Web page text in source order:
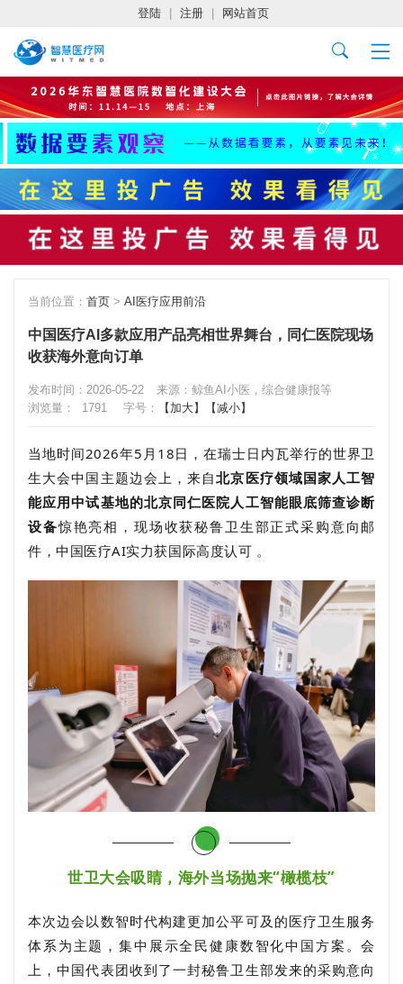
登陆 注册 网站首页
当前位置： 首页 > AI医疗应用前沿
中国医疗AI多款应用产品亮相世界舞台，同仁医院现场
收获海外意向订单
发布时间：2026-05-22
来源：鲸鱼AI小医，综合健康报等
浏览量：
1791 字号： 【加大】 【减小】
当地时间2026年5月18日，在瑞士日内瓦举行的世界卫
生大会中国主题边会上，来自北京医疗领域国家人工智
能应用中试基地的北京同仁医院人工智能眼底筛查诊断
设备惊艳亮相，现场收获秘鲁卫生部正式采购意向邮
件，中国医疗AI实力获国际高度认可 。
世卫大会吸睛，海外当场抛来“橄榄枝”
本次边会以数智时代构建更加公平可及的医疗卫生服务
体系为主题，集中展示全民健康数智化中国方案。会
上，中国代表团收到了一封秘鲁卫生部发来的采购意向